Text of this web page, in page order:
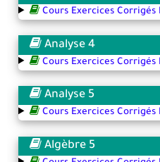
Cours Exercices Corrigés
Analyse 4
Cours Exercices Corrigés
Analyse 5
Cours Exercices Corrigés
Algèbre 5